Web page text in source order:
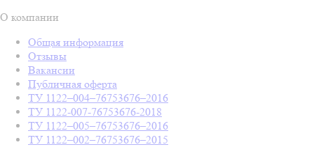
О компании
Общая информация
Отзывы
Вакансии
Публичная оферта
ТУ 1122–004–76753676–2016
ТУ 1122-007-76753676-2018
ТУ 1122–005–76753676–2016
ТУ 1122–002–76753676–2015